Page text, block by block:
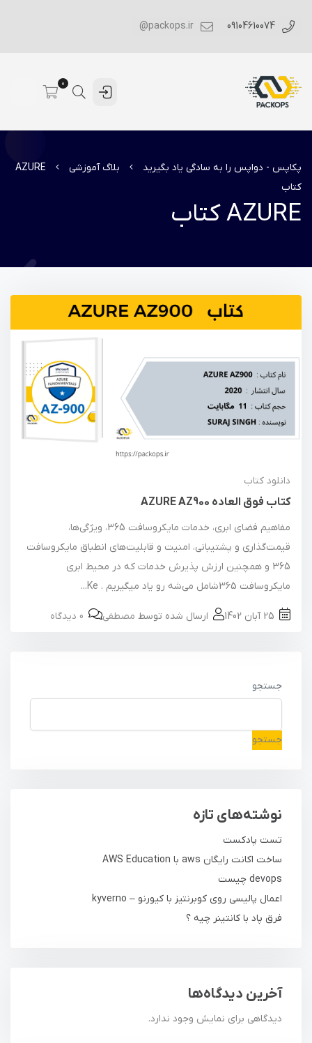
0
پکاپس - دواپس را به سادگی یاد بگیرید بلاگ آموزشی
AZURE
کتاب
AZURE کتاب
دانلود کتاب
کتاب فوق العاده AZURE AZ900
مفاهیم فضای ابری، خدمات مایکروسافت 365، ویژگی‌ها،
قیمت‌گذاری و پشتیبانی، امنیت و قابلیت‌های انطباق مایکروسافت
365 و همچنین ارزش پذیرش خدمات که در محیط ابری
مایکروسافت 365شامل می‌شه رو یاد میگیریم . Ke...
ارسال شده توسط مصطفی 0 دیدگاه
جستجو
جستجو
نوشته‌های تازه
تست پادکست
ساخت اکانت رایگان aws با AWS Education
devops چیست
اعمال پالیسی روی کوبرنتیز با کیورنو – kyverno
فرق پاد با کانتینر چیه ؟
آخرین دیدگاه‌ها
دیدگاهی برای نمایش وجود ندارد.